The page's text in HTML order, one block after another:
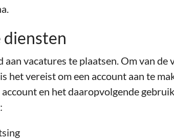
diensten
vacatures te plaatsen. Om van de
het vereist om een account aan te
en het daaropvolgende